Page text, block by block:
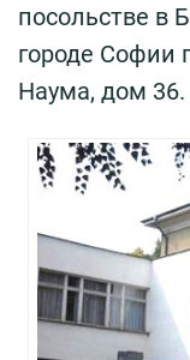
посольстве в
городе Софии
Наума, дом 36.